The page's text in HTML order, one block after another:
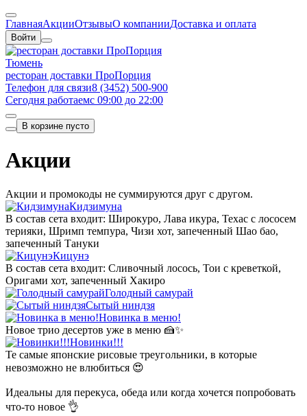
ГлавнаяАкцииОтзывыО компанииДоставка и оплата
Войти
Тюмень
ресторан доставки ПроПорция
Телефон для связи8 (3452) 500-900
Сегодня работаемс 09:00 до 22:00
В корзине пусто
Акции
Акции и промокоды не суммируются друг с другом.
Кидзимуна
В состав сета входит: Широкуро, Лава икура, Техас с лососем
терияки, Шримп темпура, Чизи хот, запеченный Шао бао,
запеченный Тануки
Кицунэ
В состав сета входит: Сливочный лосось, Тои с креветкой,
Оригами хот, запеченный Хакиро
Голодный самурай
Сытый ниндзя
Новинка в меню!
Новое трио десертов уже в меню 🍰✨
Новинки!!!
Те самые японские рисовые треугольники, в которые
невозможно не влюбиться 😍
Идеальны для перекуса, обеда или когда хочется попробовать
что-то новое 👌